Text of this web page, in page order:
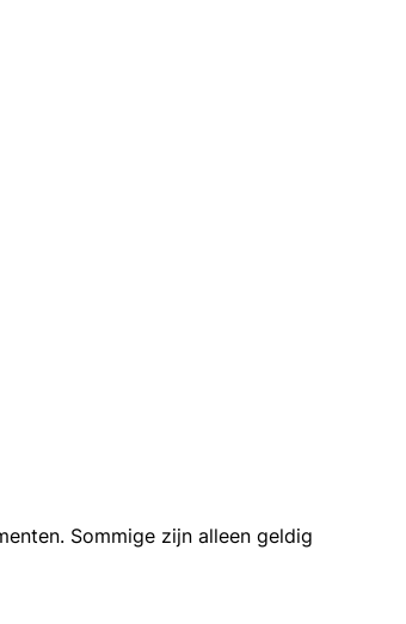
Sommige zijn alleen geldig